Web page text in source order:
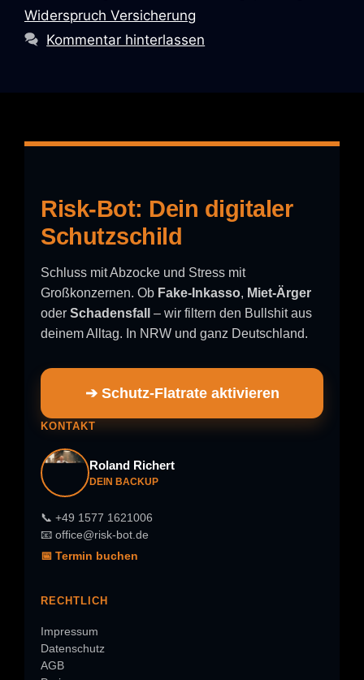
Widerspruch Versicherung
Kommentar hinterlassen
Risk-Bot: Dein digitaler
Schutzschild
Schluss mit Abzocke und Stress mit
Großkonzernen. Ob Fake-Inkasso, Miet-Ärger
oder Schadensfall
– wir filtern den Bullshit aus
deinem Alltag. In NRW und ganz Deutschland.
➔ Schutz-Flatrate aktivieren
KONTAKT
Roland Richert
DEIN BACKUP
📞 +49 1577 1621006
📧 office@risk-bot.de
📅 Termin buchen
RECHTLICH
Impressum
Datenschutz
AGB